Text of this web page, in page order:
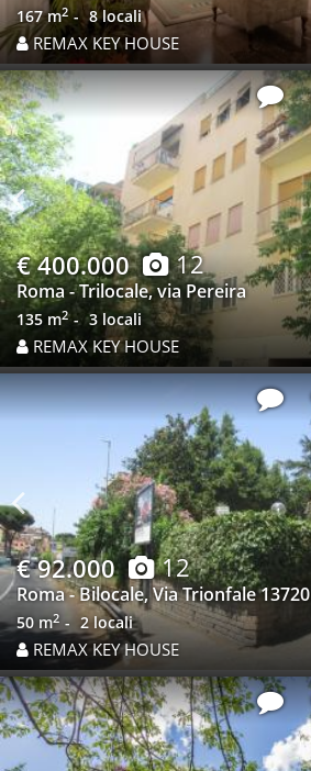
167 m2 8 locali
REMAX KEY HOUSE
Previous
€ 400.000 12
Roma - Trilocale, via Pereira
135 m2 3 locali
REMAX KEY HOUSE
Previous
€ 92.000 12
Roma - Bilocale, Via Trionfale 13720
50 m2 2 locali
REMAX KEY HOUSE